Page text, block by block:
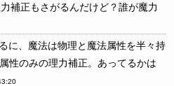
補正もさがるんだけど？誰が魔力
に、魔法は物理と魔法属性を半々持
性のみの理力補正。あってるかは